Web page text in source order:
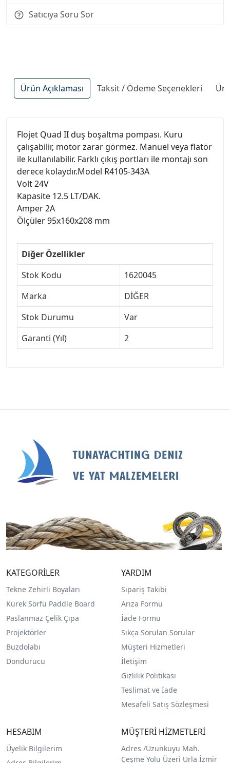
Satıcıya Soru Sor
Ürün Açıklaması Taksit / Ödeme Seçenekleri
Flojet Quad II duş boşaltma pompası. Kuru
çalışabilir, motor zarar görmez. Manuel veya flatör
ile kullanılabilir. Farklı çıkış portları ile montajı son
derece kolaydır.Model R4105-343A
Volt 24V
Kapasite 12.5 LT/DAK.
Amper 2A
Ölçüler 95x160x208 mm
Diğer Özellikler
Stok Kodu
1620045
Marka
DİĞER
Stok Durumu
Var
Garanti (Yıl)
2
KATEGORİLER
Tekne Zehirli Boyaları
Kürek Sörfü Paddle Board
Paslanmaz Çelik Çıpa
Projektörler
Buzdolabı
Dondurucu
YARDIM
Sipariş Takibi
Arıza Formu
İade Formu
Sıkça Sorulan Sorular
Müşteri Hizmetleri
İletişim
Gizlilik Politikası
Teslimat ve İade
Mesafeli Satış Sözleşmesi
HESABIM
Üyelik Bilgilerim
MÜŞTERİ HİZMETLERİ
Adres /Uzunkuyu Mah.
Çeşme Yolu Üzeri Urla İzmir